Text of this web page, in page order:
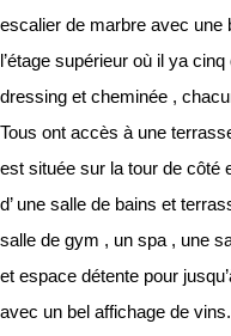
escalier de marbre avec une
l’étage supérieur où il ya
dressing et cheminée ,
Tous ont accès à une
est située sur la tour de côté
d’ une salle de bains et
salle de gym , un spa , une
et espace détente pour
avec un bel affichage de